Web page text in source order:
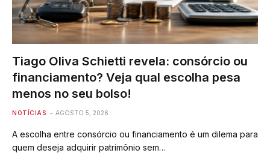
Tiago Oliva Schietti revela: consórcio ou
financiamento? Veja qual escolha pesa
menos no seu bolso!
NOTÍCIAS AGOSTO 5, 2026
A escolha entre consórcio ou financiamento é um dilema para
quem deseja adquirir patrimônio sem…